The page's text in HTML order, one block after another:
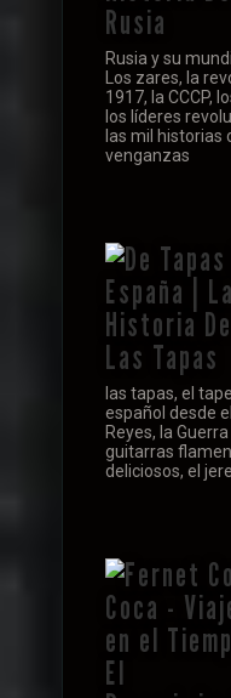
Rusia y su
Los zares, la
1917, la CCCP,
los líderes
las mil historias
venganzas
las tapas, el
español desde
Reyes, la
guitarras
deliciosos, el